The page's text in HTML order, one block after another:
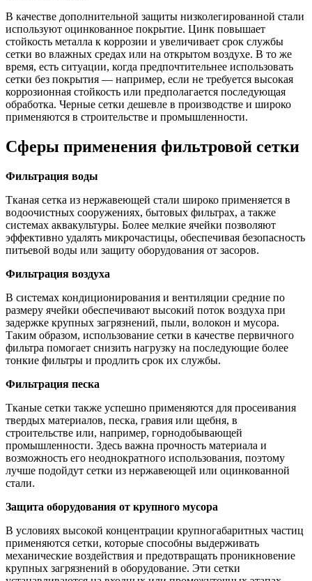
В качестве дополнительной защиты низколегированной стали
используют оцинкованное покрытие. Цинк повышает
стойкость металла к коррозии и увеличивает срок службы
сетки во влажных средах или на открытом воздухе. В то же
время, есть ситуации, когда предпочтительнее использовать
сетки без покрытия — например, если не требуется высокая
коррозионная стойкость или предполагается последующая
обработка. Черные сетки дешевле в производстве и широко
применяются в строительстве и промышленности.
Сферы применения фильтровой сетки
Фильтрация воды
Тканая сетка из нержавеющей стали широко применяется в
водоочистных сооружениях, бытовых фильтрах, а также
системах аквакультуры. Более мелкие ячейки позволяют
эффективно удалять микрочастицы, обеспечивая безопасность
питьевой воды или защиту оборудования от засоров.
Фильтрация воздуха
В системах кондиционирования и вентиляции средние по
размеру ячейки обеспечивают высокий поток воздуха при
задержке крупных загрязнений, пыли, волокон и мусора.
Таким образом, использование сетки в качестве первичного
фильтра помогает снизить нагрузку на последующие более
тонкие фильтры и продлить срок их службы.
Фильтрация песка
Тканые сетки также успешно применяются для просеивания
твердых материалов, песка, гравия или щебня, в
строительстве или, например, горнодобывающей
промышленности. Здесь важна прочность материала и
возможность его неоднократного использования, поэтому
лучше подойдут сетки из нержавеющей или оцинкованной
стали.
Защита оборудования от крупного мусора
В условиях высокой концентрации крупногабаритных частиц
применяются сетки, которые способны выдерживать
механические воздействия и предотвращать проникновение
крупных загрязнений в оборудование. Эти сетки